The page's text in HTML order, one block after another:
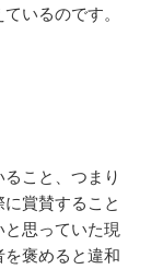
いるのです。
こと、つまり
賞賛すること
思っていた現
褒めると違和